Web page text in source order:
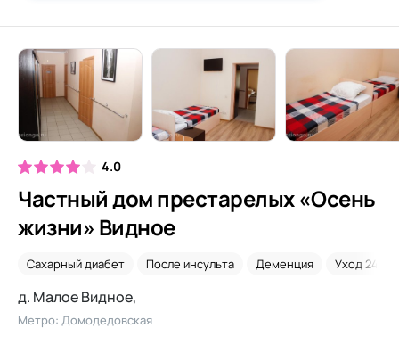
4.0
Частный дом престарелых «Осень
жизни» Видное
Сахарный диабет После инсульта Деменция Уход 24/7
д. Малое Видное,
Метро: Домодедовская